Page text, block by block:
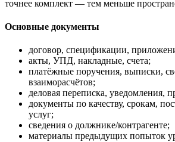
точнее комплект — тем меньше
Основные документы
договор, спецификации,
акты, УПД, накладные, счета;
платёжные поручения, выписки,
взаиморасчётов;
деловая переписка, уведомления,
документы по качеству, срокам,
услуг;
сведения о должнике/контрагенте;
материалы предыдущих попыток